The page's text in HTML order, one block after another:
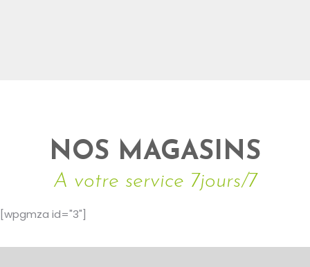
NOS MAGASINS
A votre service 7jours/7
[wpgmza id="3"]